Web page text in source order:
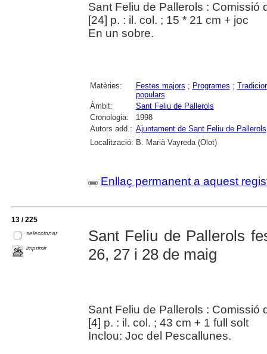
Sant Feliu de Pallerols : Comissió
[24] p. : il. col. ; 15 * 21 cm + joc
En un sobre.
Matèries: Festes majors ; Programes ;
populars
Àmbit:
Sant Feliu de Pallerols
Cronologia:
1998
Autors add.: Ajuntament de Sant Feliu de Pallerols
Localització: B. Marià Vayreda (Olot)
Enllaç permanent a aquest
13 / 225
seleccionar
imprimir
Sant Feliu de Pallerols
26, 27 i 28 de maig
Sant Feliu de Pallerols : Comissió
[4] p. : il. col. ; 43 cm + 1 full solt
Inclou: Joc del Pescallunes.